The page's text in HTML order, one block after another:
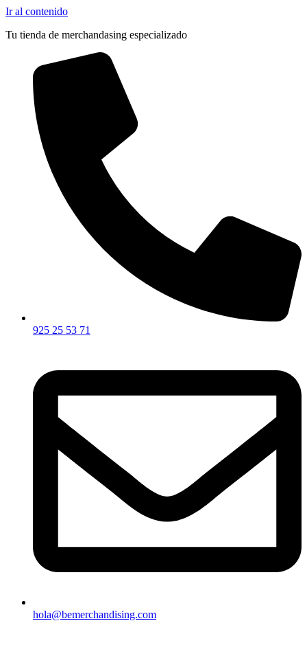
Ir al contenido
Tu tienda de merchandasing especializado
925 25 53 71
hola@bemerchandising.com